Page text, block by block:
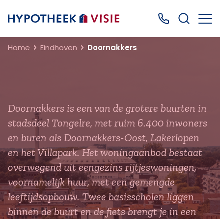
Terug naar home Bel ons: 0499
Home Eindhoven Doornakkers
Doornakkers is een van de grotere buurten in
stadsdeel Tongelre, met ruim 6.400 inwoners
en buren als Doornakkers-Oost, Lakerlopen
en het Villapark. Het woningaanbod bestaat
overwegend uit eengezins rijtjeswoningen,
voornamelijk huur, met een gemengde
leeftijdsopbouw. Twee basisscholen liggen
binnen de buurt en de fiets brengt je in een